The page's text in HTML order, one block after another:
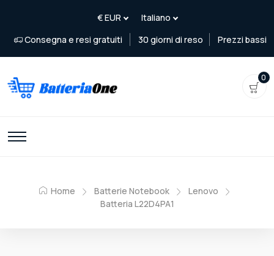
Consegna e resi gratuiti 30 giorni di reso Prezzi bassi
0
Home Batterie Notebook
Lenovo
Batteria L22D4PA1